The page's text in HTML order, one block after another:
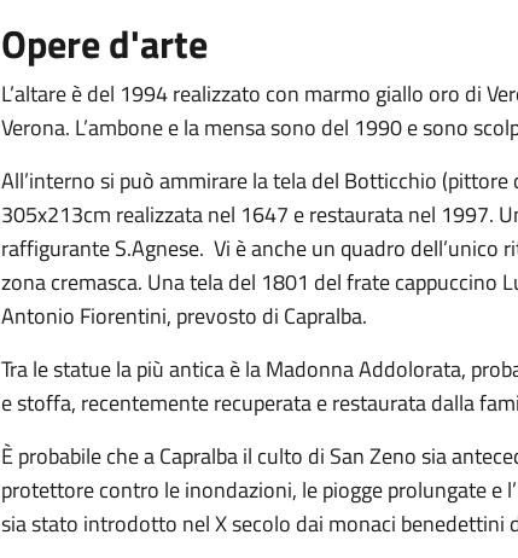
Opere d'arte
L’altare è del 1994 realizzato con marmo giallo oro di
Verona. L’ambone e la mensa sono del 1990 e sono
All’interno si può ammirare la tela del Botticchio (pittore
305x213cm realizzata nel 1647 e restaurata nel 1997.
raffigurante S.Agnese. Vi è anche un quadro
zona cremasca. Una tela del 1801 del frate cappuccino
Antonio Fiorentini, prevosto di Capralba.
Tra le statue la più antica è la Madonna Addolorata,
e stoffa, recentemente recuperata e restaurata dalla
È probabile che a Capralba il culto di San Zeno sia
protettore contro le inondazioni, le piogge prolungate e
sia stato introdotto nel X secolo dai monaci benedettini